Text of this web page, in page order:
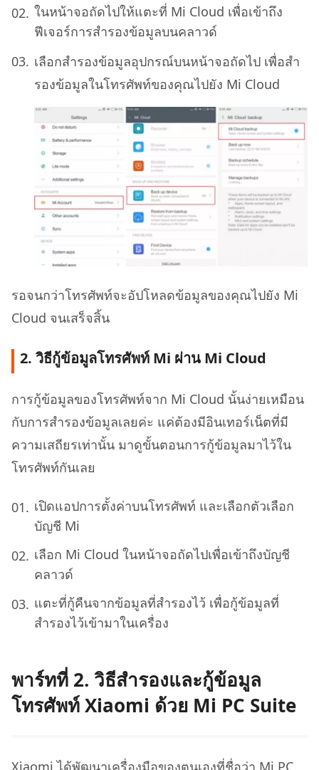
ในหน้าจอถัดไปให้แตะที่ Mi Cloud เพื่อเข้าถึง
ฟีเจอร์การสํารองข้อมูลบนคลาวด์
เลือกสํารองข้อมูลอุปกรณ์บนหน้าจอถัดไป เพื่อสํา
รองข้อมูลในโทรศัพท์ของคุณไปยัง Mi Cloud
รอจนกว่าโทรศัพท์จะอัปโหลดข้อมูลของคุณไปยัง Mi
Cloud จนเสร็จสิ้น
2. วิธีกู้ข้อมูลโทรศัพท์ Mi ผ่าน Mi Cloud
การกู้ข้อมูลของโทรศัพท์จาก Mi Cloud นั้นง่ายเหมือน
กับการสำรองข้อมูลเลยค่ะ แค่ต้องมีอินเทอร์เน็ตที่มี
ความเสถียรเท่านั้น มาดูขั้นตอนการกู้ข้อมูลมาไว้ใน
โทรศัพท์กันเลย
เปิดแอปการตั้งค่าบนโทรศัพท์ และเลือกตัวเลือก
บัญชี Mi
เลือก Mi Cloud ในหน้าจอถัดไปเพื่อเข้าถึงบัญชี
คลาวด์
แตะที่กู้คืนจากข้อมูลที่สํารองไว้ เพื่อกู้ข้อมูลที่
สำรองไว้เข้ามาในเครื่อง
พาร์ทที่ 2. วิธีสำรองและกู้ข้อมูล
โทรศัพท์ Xiaomi ด้วย Mi PC Suite